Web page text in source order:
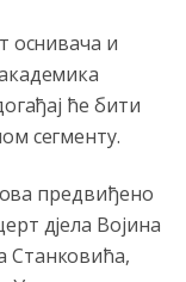
оснивача и
ће бити
сегменту.
предвиђено
д‌јела Војина
Станковића,